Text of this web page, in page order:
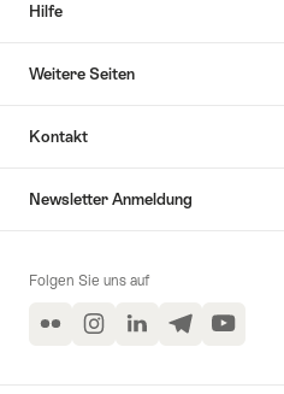
Hilfe
Inhalte
Weitere Seiten
Inhalte
anzuzeigen
Kontakt
Inhalte
Newsletter Anmeldung
zu
Anmeldung
Folgen Sie uns auf
Flickr InstagramLinkedInTelegramYouTube